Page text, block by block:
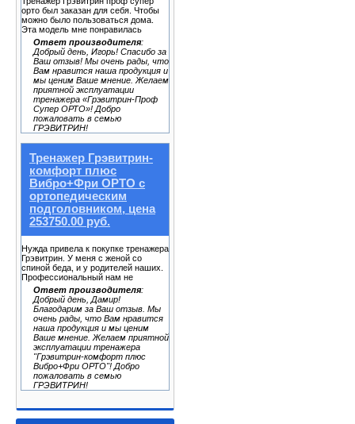
орто был заказан для себя. Чтобы
можно было пользоваться дома.
Эта модель мне понравилась
Ответ производителя:
Добрый день, Игорь! Спасибо за
Ваш отзыв! Мы очень рады, что
Вам нравится наша продукция и
мы ценим Ваше мнение. Желаем
приятной эксплуатации
тренажера «Грэвитрин-Проф
Супер ОРТО»! Добро
пожаловать в семью
ГРЭВИТРИН!
Тренажер Грэвитрин-
комфорт плюс
Вибро+Фри ОРТО с
ортопедическим
подголовником, цена
253750.00 руб.
Нужда привела к покупке тренажера
Грэвитрин. У меня с женой со
спиной беда, и у родителей наших.
Профессиональный нам не
Ответ производителя:
Добрый день, Дамир!
Благодарим за Ваш отзыв. Мы
очень рады, что Вам нравится
наша продукция и мы ценим
Ваше мнение. Желаем приятной
эксплуатации тренажера
"Грэвитрин-комфорт плюс
Вибро+Фри ОРТО"! Добро
пожаловать в семью
ГРЭВИТРИН!